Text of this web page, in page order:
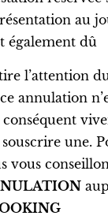
au
également dû
l’attention
annulation
une.
vous